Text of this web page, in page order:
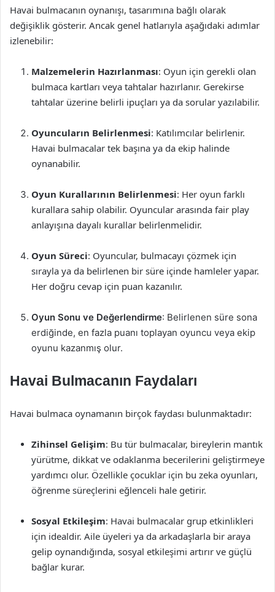
Havai bulmacanın oynanışı, tasarımına bağlı olarak
değişiklik gösterir. Ancak genel hatlarıyla aşağıdaki adımlar
izlenebilir:
Malzemelerin Hazırlanması: Oyun için gerekli olan
bulmaca kartları veya tahtalar hazırlanır. Gerekirse
tahtalar üzerine belirli ipuçları ya da sorular yazılabilir.
Oyuncuların Belirlenmesi: Katılımcılar belirlenir.
Havai bulmacalar tek başına ya da ekip halinde
oynanabilir.
Oyun Kurallarının Belirlenmesi: Her oyun farklı
kurallara sahip olabilir. Oyuncular arasında fair play
anlayışına dayalı kurallar belirlenmelidir.
Oyun Süreci: Oyuncular, bulmacayı çözmek için
sırayla ya da belirlenen bir süre içinde hamleler yapar.
Her doğru cevap için puan kazanılır.
Oyun Sonu ve Değerlendirme: Belirlenen süre sona
erdiğinde, en fazla puanı toplayan oyuncu veya ekip
oyunu kazanmış olur.
Havai Bulmacanın Faydaları
Havai bulmaca oynamanın birçok faydası bulunmaktadır:
Zihinsel Gelişim: Bu tür bulmacalar, bireylerin mantık
yürütme, dikkat ve odaklanma becerilerini geliştirmeye
yardımcı olur. Özellikle çocuklar için bu zeka oyunları,
öğrenme süreçlerini eğlenceli hale getirir.
Sosyal Etkileşim: Havai bulmacalar grup etkinlikleri
için idealdir. Aile üyeleri ya da arkadaşlarla bir araya
gelip oynandığında, sosyal etkileşimi artırır ve güçlü
bağlar kurar.